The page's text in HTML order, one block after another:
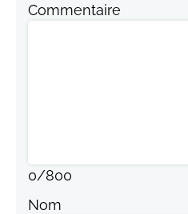
Commentaire
0/800
Nom